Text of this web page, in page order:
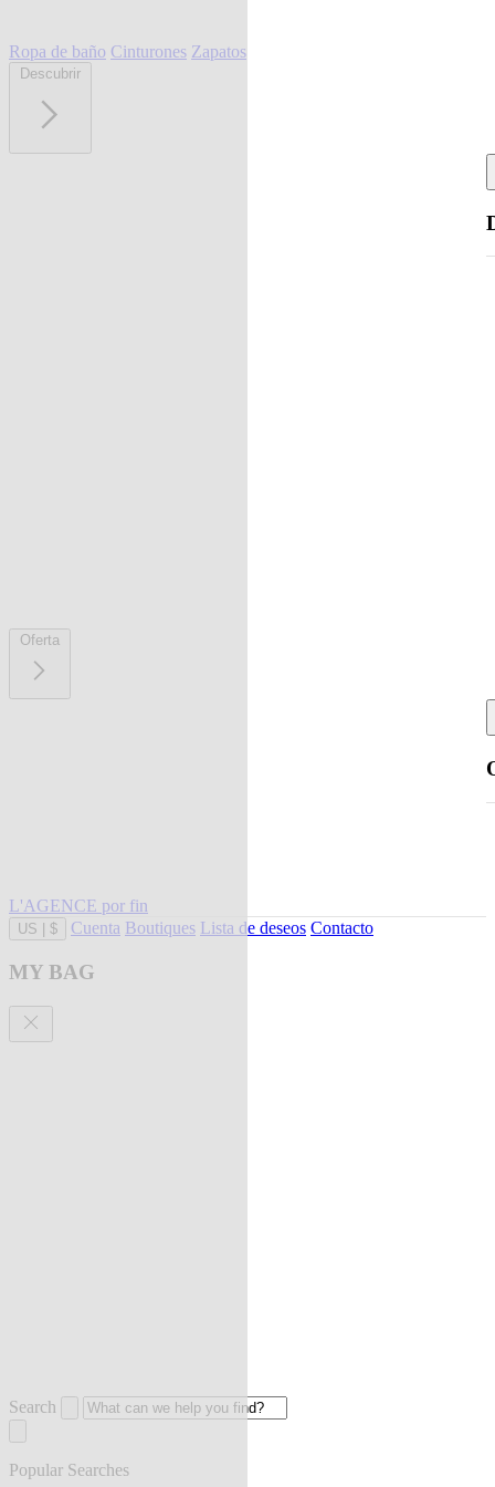
Ropa de baño Cinturones Zapatos
Descubrir
Oferta
L'AGENCE por fin
US $ Cuenta Boutiques Lista de deseos Contacto
MY BAG
Search
Popular Searches